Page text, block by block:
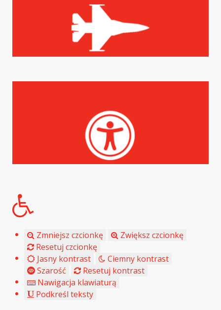
Zmniejsz czcionkę
Zwiększ czcionkę
Resetuj czcionkę
Jasny kontrast
Ciemny kontrast
Szarość
Resetuj kontrast
Nawigacja klawiaturą
Podkreśl teksty